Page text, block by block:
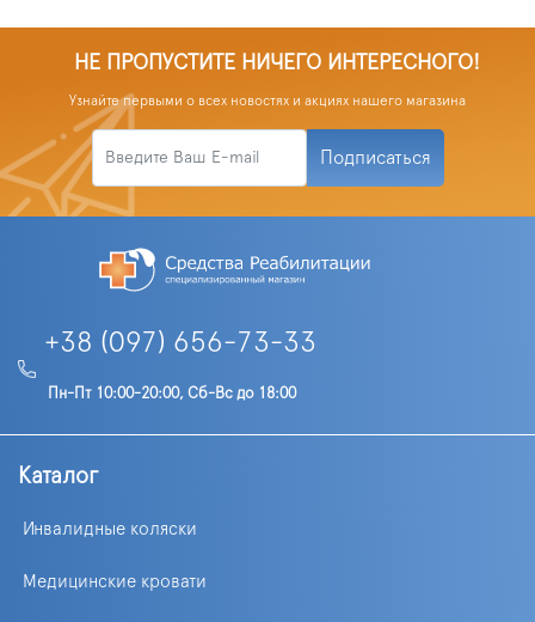
НЕ ПРОПУСТИТЕ НИЧЕГО ИНТЕРЕСНОГО!
Узнайте первыми о всех новостях и акциях нашего магазина
Подписаться
+38 (097) 656-73-33
Пн-Пт 10:00-20:00, Сб-Вс до 18:00
Каталог
Инвалидные коляски
Медицинские кровати